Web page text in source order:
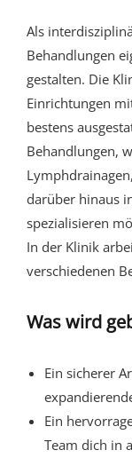
Als
Behandlungen
gestalten. Die
Einrichtungen
bestens
Behandlungen,
darüber hinaus
spezialisieren
In der Klinik
verschiedenen
Was wird
Ein sicherer
Ein
Team dich in